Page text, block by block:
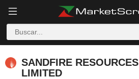
SANDFIRE RESOURCES
LIMITED